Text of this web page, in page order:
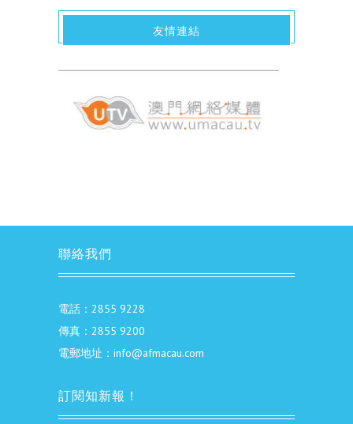
友情連結
聯絡我們
電話：2855 9228
傳真：2855 9200
電郵地址：info@afmacau.com
訂閱知新報！